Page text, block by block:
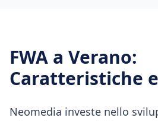
FWA a Verano:
Caratteristiche
Neomedia investe nello